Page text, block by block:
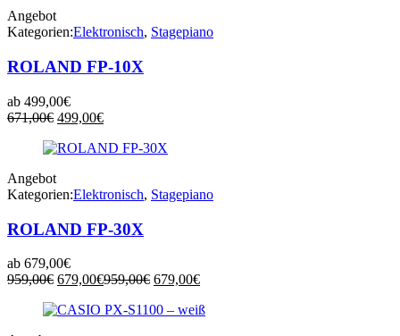
Angebot
Kategorien:Elektronisch, Stagepiano
ROLAND FP-10X
ab 499,00€
671,00€ Ursprünglicher
war:
499,00€Aktueller
ist:
Angebot
Kategorien:Elektronisch, Stagepiano
ROLAND FP-30X
ab 679,00€
959,00€ Ursprünglicher
war:
679,00€Aktueller
ist:
959,00€ Ursprünglicher
war:
679,00€Aktueller
ist: